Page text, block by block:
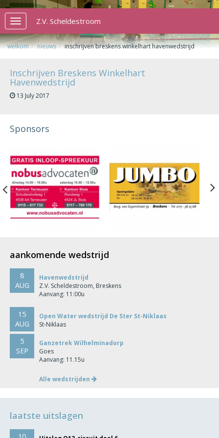
Toggle
navigation
Z.V. Scheldestroom
welkom nieuws inschrijven breskens winkelhart havenwedstrijd
Inschrijven Breskens Winkelhart
Havenwedstrijd
13 July 2017
Sponsors
Previous
aankomende wedstrijd
8
AUG
Havenwedstrijd
Z.V. Scheldestroom, Breskens
Aanvang: 11:00u
15
AUG
Open Water wedstrijd De Ster St-Niklaas
St-Niklaas
5
SEP
Ganzetrek Wilhelminadorp
Goes
Aanvang: 11.15u
Alle wedstrijden
laatste uitslagen